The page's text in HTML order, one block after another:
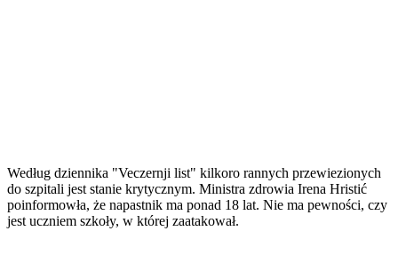
Według dziennika "Veczernji list" kilkoro rannych przewiezionych
do szpitali jest stanie krytycznym. Ministra zdrowia Irena Hristić
poinformowła, że napastnik ma ponad 18 lat. Nie ma pewności, czy
jest uczniem szkoły, w której zaatakował.